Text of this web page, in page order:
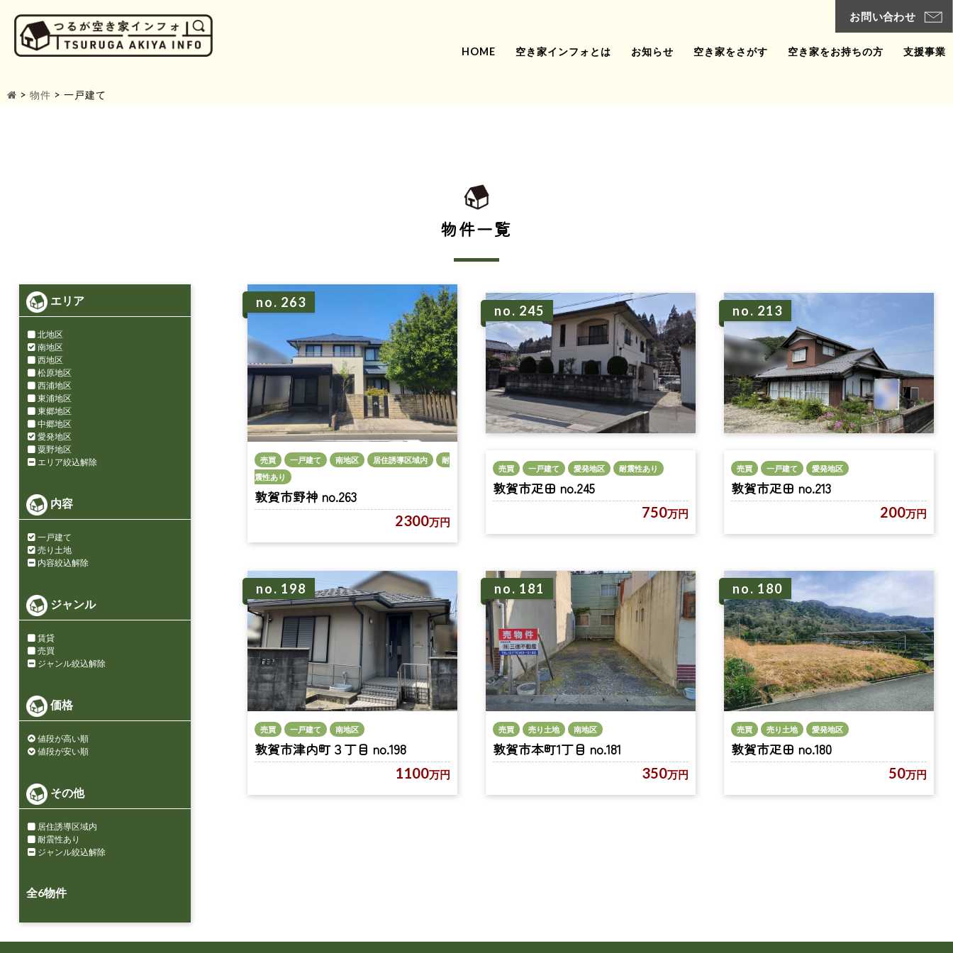
HOME 空き家インフォとは お知らせ 空き家をさがす 空き家をお持ちの方 支援事業
> 物件 > 一戸建て
物件一覧
エリア
北地区
南地区
西地区
松原地区
西浦地区
東浦地区
東郷地区
中郷地区
愛発地区
粟野地区
エリア絞込解除
内容
一戸建て
売り土地
内容絞込解除
ジャンル
賃貸
売買
ジャンル絞込解除
価格
値段が高い順
値段が安い順
その他
居住誘導区域内
耐震性あり
ジャンル絞込解除
全6物件
no. 263
売買 一戸建て 南地区 居住誘導区域内
耐
震性あり
敦賀市野神 no.263
2300万円
no. 245
売買 一戸建て 愛発地区 耐震性あり
敦賀市疋田 no.245
750万円
no. 213
売買 一戸建て 愛発地区
敦賀市疋田 no.213
200万円
no. 198
売買 一戸建て 南地区
敦賀市津内町３丁目 no.198
1100万円
no. 181
売買 売り土地 南地区
敦賀市本町1丁目 no.181
350万円
no. 180
売買 売り土地 愛発地区
敦賀市疋田 no.180
50万円